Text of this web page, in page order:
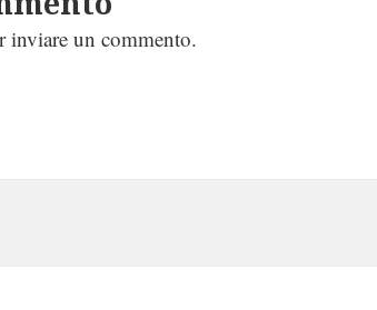
inviare un commento.